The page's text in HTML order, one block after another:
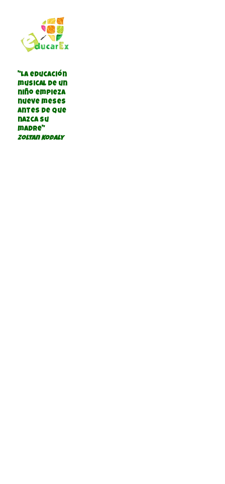
"La educación
musical de un
niño empieza
nueve meses
antes de que
nazca su
madre"
Zoltan Kodaly